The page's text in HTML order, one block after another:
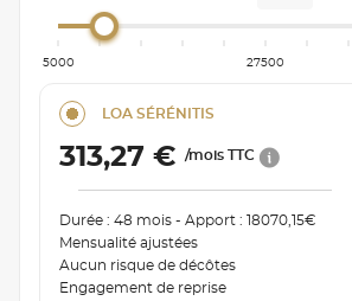
5000 27500
LOA SÉRÉNITIS
313,27 €/mois TTC
Durée : 48 mois - Apport : 18070,15€
Mensualité ajustées
Aucun risque de décôtes
Engagement de reprise